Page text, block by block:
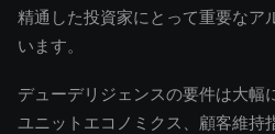
精通した投資家にとって重要なア
います。
デューデリジェンスの要件は大幅
ユニットエコノミクス、顧客維持